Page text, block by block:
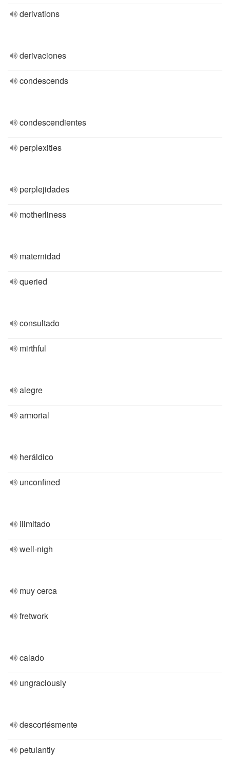
derivations
derivaciones
condescends
condescendientes
perplexities
perplejidades
motherliness
maternidad
queried
consultado
mirthful
alegre
armorial
heráldico
unconfined
ilimitado
well-nigh
muy cerca
fretwork
calado
ungraciously
descortésmente
petulantly